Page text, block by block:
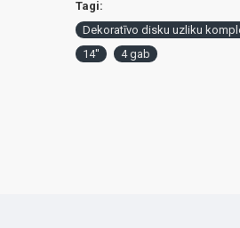
Tagi:
Dekoratīvo disku uzliku
14''
4 gab